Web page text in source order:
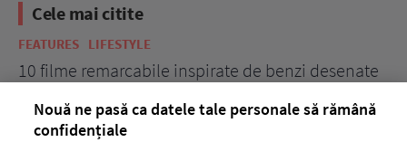
Cele mai citite
FEATURES LIFESTYLE
10 filme remarcabile inspirate de benzi desenate
Nouă ne pasă ca datele tale personale să rămână
confidențiale